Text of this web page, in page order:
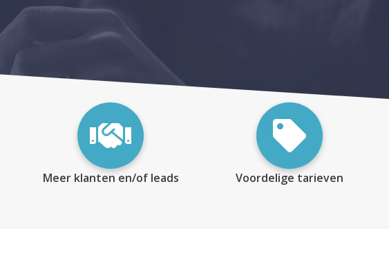
Meer klanten en/of leads Voordelige tarieven